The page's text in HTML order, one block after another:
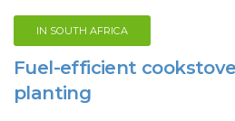
IN SOUTH AFRICA
Fuel-efficient
planting